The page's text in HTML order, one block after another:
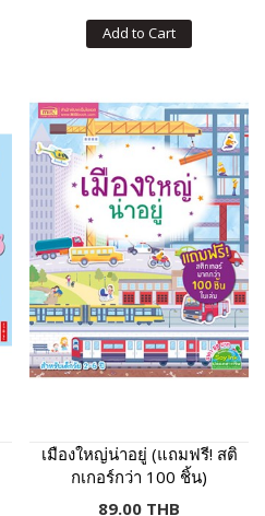
Add to Cart
เมืองใหญ่น่าอยู่ (แถมฟรี! สติ
กเกอร์กว่า 100 ชิ้น)
89.00 THB